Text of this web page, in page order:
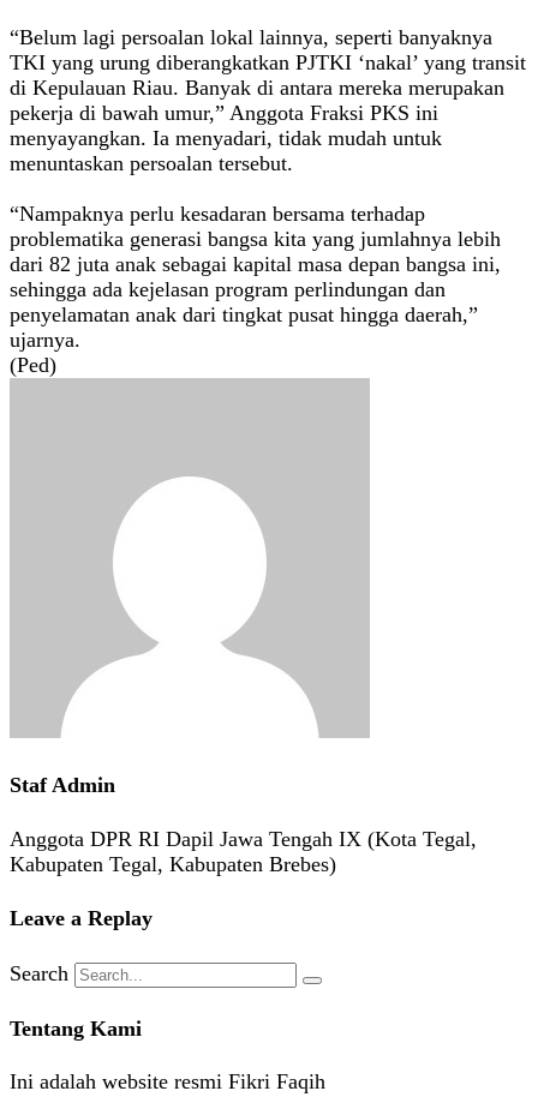
“Belum lagi persoalan lokal lainnya, seperti banyaknya
TKI yang urung diberangkatkan PJTKI ‘nakal’ yang transit
di Kepulauan Riau. Banyak di antara mereka merupakan
pekerja di bawah umur,” Anggota Fraksi PKS ini
menyayangkan. Ia menyadari, tidak mudah untuk
menuntaskan persoalan tersebut.
“Nampaknya perlu kesadaran bersama terhadap
problematika generasi bangsa kita yang jumlahnya lebih
dari 82 juta anak sebagai kapital masa depan bangsa ini,
sehingga ada kejelasan program perlindungan dan
penyelamatan anak dari tingkat pusat hingga daerah,”
ujarnya.
(Ped)
Staf Admin
Anggota DPR RI Dapil Jawa Tengah IX (Kota Tegal,
Kabupaten Tegal, Kabupaten Brebes)
Leave a Replay
Search
Tentang Kami
Ini adalah website resmi Fikri Faqih